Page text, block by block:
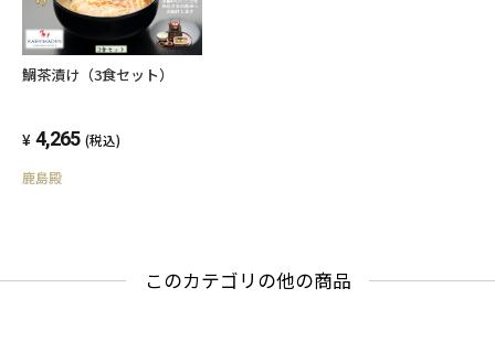
す。
どなたにも「美味しい」とご満足いただける逸
品です。
味ください。
【内容量】鯛切り身（鯛のみ）約80g×2
鯛茶漬け（3食セット）
4,265 (税込)
鹿島殿
このカテゴリの他の商品